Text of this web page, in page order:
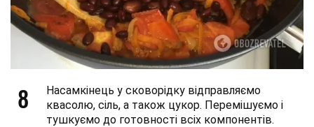
8
Насамкінець у сковорідку відправляємо
квасолю, сіль, а також цукор. Перемішуємо і
тушкуємо до готовності всіх компонентів.